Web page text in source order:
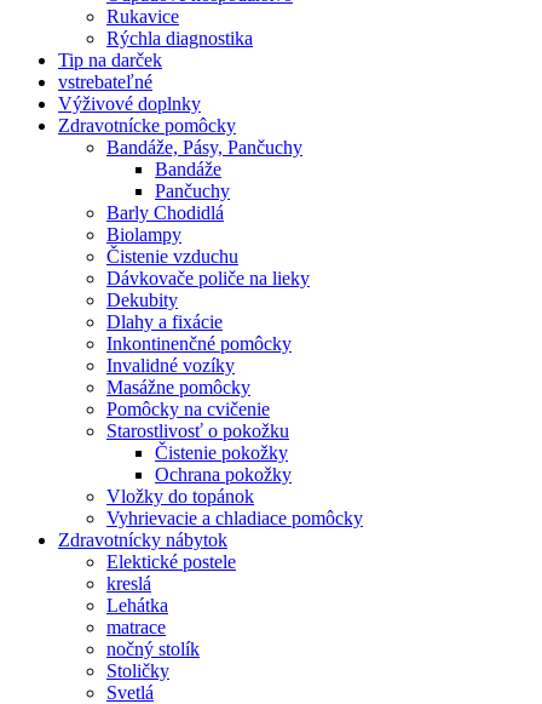
Rukavice
Rýchla diagnostika
Tip na darček
vstrebateľné
Výživové doplnky
Zdravotnícke pomôcky
Bandáže, Pásy, Pančuchy
Bandáže
Pančuchy
Barly Chodidlá
Biolampy
Čistenie vzduchu
Dávkovače poliče na lieky
Dekubity
Dlahy a fixácie
Inkontinenčné pomôcky
Invalidné vozíky
Masážne pomôcky
Pomôcky na cvičenie
Starostlivosť o pokožku
Čistenie pokožky
Ochrana pokožky
Vložky do topánok
Vyhrievacie a chladiace pomôcky
Zdravotnícky nábytok
Elektické postele
kreslá
Lehátka
matrace
nočný stolík
Stoličky
Svetlá